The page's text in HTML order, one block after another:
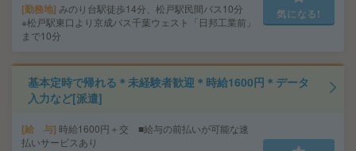
勤務地 みのり台駅徒歩14分、松戸駅民間バス10分
※松戸駅東口より京成バス千葉ウェスト「日邦工業前」
まで10分
気になる!
基本定時で帰れる＊未経験者歓迎＊時給1600円＊データ
入力など[派遣]
給 与 時給1600円＋交 ■給与の前払いが可能な速
払いサービスあり